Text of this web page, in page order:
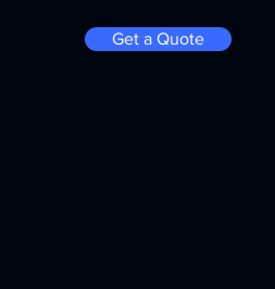
Get a Quote